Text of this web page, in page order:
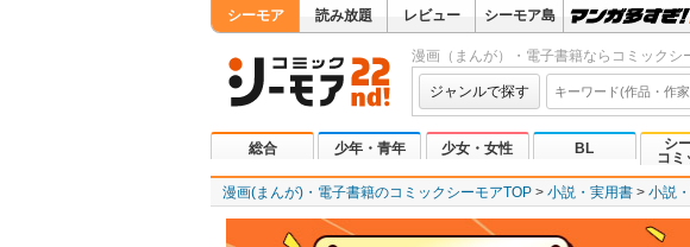
シーモア 読み放題 レビュー シーモア島
漫画（まんが）・電子書籍ならコミックシ
ジャンルで探す
総合 少年・青年 少女・女性 BL
シ
コミ
漫画(まんが)・電子書籍のコミックシーモアTOP 小説・実用書 小説